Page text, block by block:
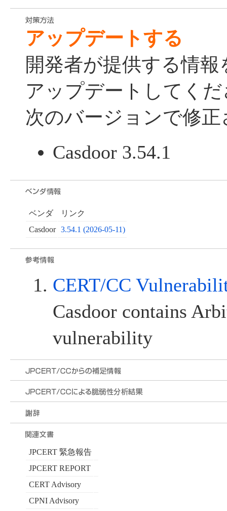
アップデートする
開発者が提供する情
アップデートしてく
次のバージョンで修
Casdoor 3.54.1
ベンダ
リンク
Casdoor
3.54.1 (2026-05-11)
CERT/CC
Casdoor contains
vulnerability
JPCERT 緊急報告
JPCERT REPORT
CERT Advisory
CPNI Advisory